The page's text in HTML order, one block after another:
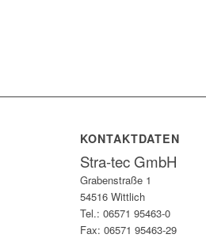
KONTAKTDATEN
Stra-tec GmbH
Grabenstraße 1
54516 Wittlich
Tel.: 06571 95463-0
Fax: 06571 95463-29